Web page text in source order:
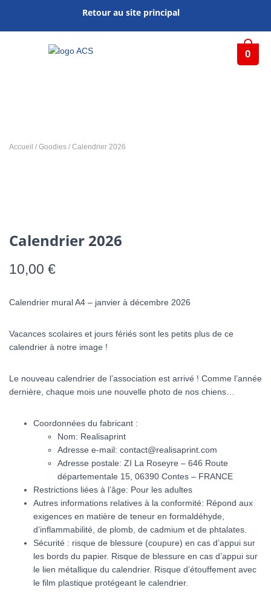
Retour au site principal
0
Accueil / Goodies / Calendrier 2026
Calendrier 2026
10,00 €
Calendrier mural A4 – janvier à décembre 2026
Vacances scolaires et jours fériés sont les petits plus de ce
calendrier à notre image !
Le nouveau calendrier de l’association est arrivé ! Comme l’année
dernière, chaque mois une nouvelle photo de nos chiens…
Coordonnées du fabricant :
Nom: Realisaprint
Adresse e-mail: contact@realisaprint.com
Adresse postale: ZI La Roseyre – 646 Route
départementale 15, 06390 Contes – FRANCE
Restrictions liées à l’âge: Pour les adultes
Autres informations relatives à la conformité: Répond aux
exigences en matière de teneur en formaldéhyde,
d’inflammabilité, de plomb, de cadmium et de phtalates.
Sécurité : risque de blessure (coupure) en cas d’appui sur
les bords du papier. Risque de blessure en cas d’appui sur
le lien métallique du calendrier. Risque d’étouffement avec
le film plastique protégeant le calendrier.